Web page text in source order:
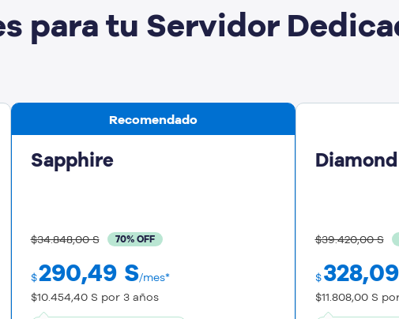
para tu Servidor
Recomendado
Sapphire
$34.848,00 S 70% OFF
$290,49 S/mes*
$10.454,40 S por 3 años
Diamond
$39.420,00 S
$328,09
$11.808,00 S